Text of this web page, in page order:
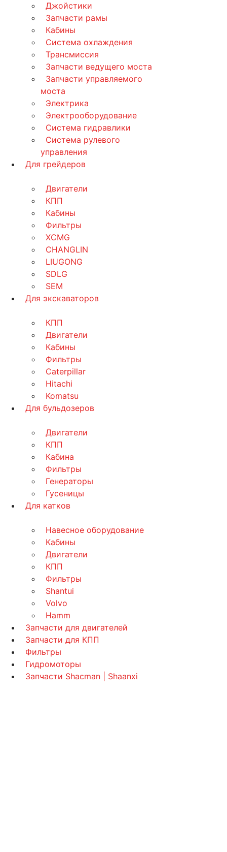
Джойстики
Запчасти рамы
Кабины
Система охлаждения
Трансмиссия
Запчасти ведущего моста
Запчасти управляемого
моста
Электрика
Электрооборудование
Система гидравлики
Система рулевого
управления
Для грейдеров
Двигатели
КПП
Кабины
Фильтры
XCMG
CHANGLIN
LIUGONG
SDLG
SEM
Для экскаваторов
КПП
Двигатели
Кабины
Фильтры
Caterpillar
Hitachi
Komatsu
Для бульдозеров
Двигатели
КПП
Кабина
Фильтры
Генераторы
Гусеницы
Для катков
Навесное оборудование
Кабины
Двигатели
КПП
Фильтры
Shantui
Volvo
Hamm
Запчасти для двигателей
Запчасти для КПП
Фильтры
Гидромоторы
Запчасти Shacman | Shaanxi